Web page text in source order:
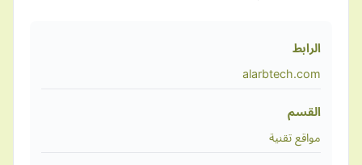
الرابط
alarbtech.com
القسم
مواقع تقنية